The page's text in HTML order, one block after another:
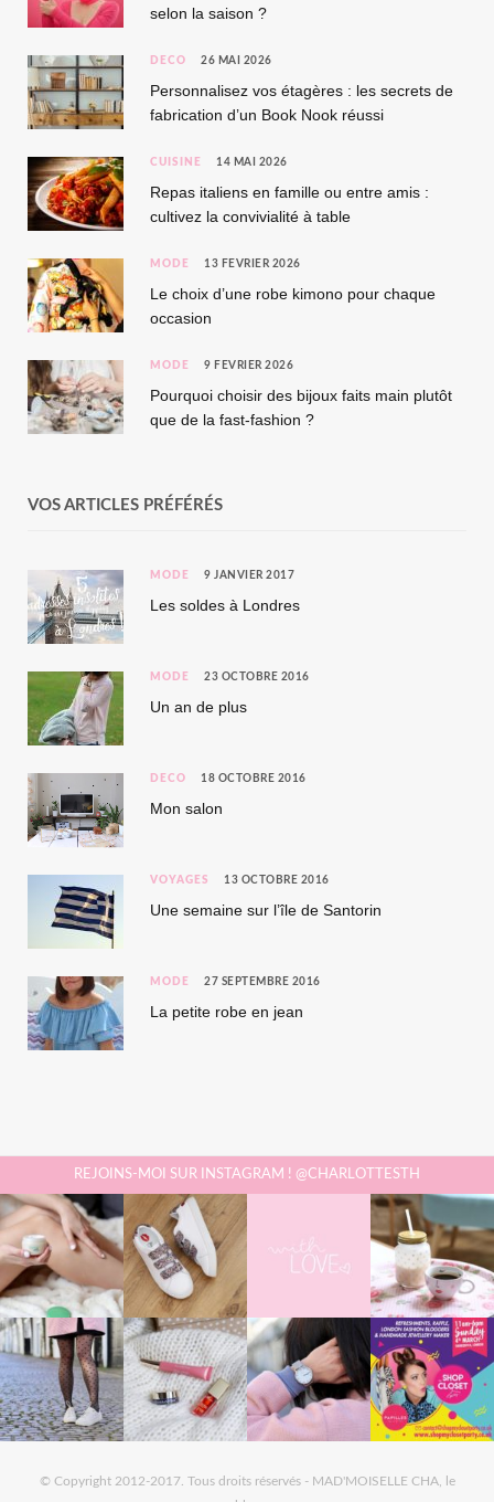
selon la saison ?
DÉCO 26 MAI 2026
Personnalisez vos étagères : les secrets de
fabrication d’un Book Nook réussi
CUISINE 14 MAI 2026
Repas italiens en famille ou entre amis :
cultivez la convivialité à table
MODE 13 FÉVRIER 2026
Le choix d’une robe kimono pour chaque
occasion
MODE 9 FÉVRIER 2026
Pourquoi choisir des bijoux faits main plutôt
que de la fast-fashion ?
VOS ARTICLES PRÉFÉRÉS
MODE 9 JANVIER 2017
Les soldes à Londres
MODE 23 OCTOBRE 2016
Un an de plus
DÉCO 18 OCTOBRE 2016
Mon salon
VOYAGES 13 OCTOBRE 2016
Une semaine sur l’île de Santorin
MODE 27 SEPTEMBRE 2016
La petite robe en jean
REJOINS-MOI SUR INSTAGRAM ! @CHARLOTTESTH
© Copyright 2012-2017. Tous droits réservés - MAD'MOISELLE CHA, le